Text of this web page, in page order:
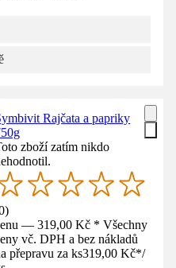
Rajčata a papriky
zboží zatím nikdo
)
— 319,00 Kč * Všechny
vč. DPH a bez nákladů
přepravu za ks319,00 Kč*/